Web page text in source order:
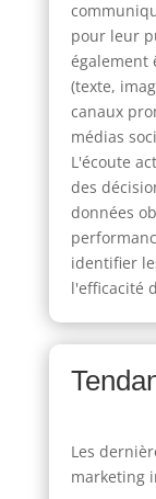
pour leur
également
(texte,
canaux
médias
L'écoute
des
données
identifier
l'efficacité
Les
marketing